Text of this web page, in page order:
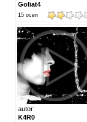
Goliat4
15 ocen
autor:
K4R0